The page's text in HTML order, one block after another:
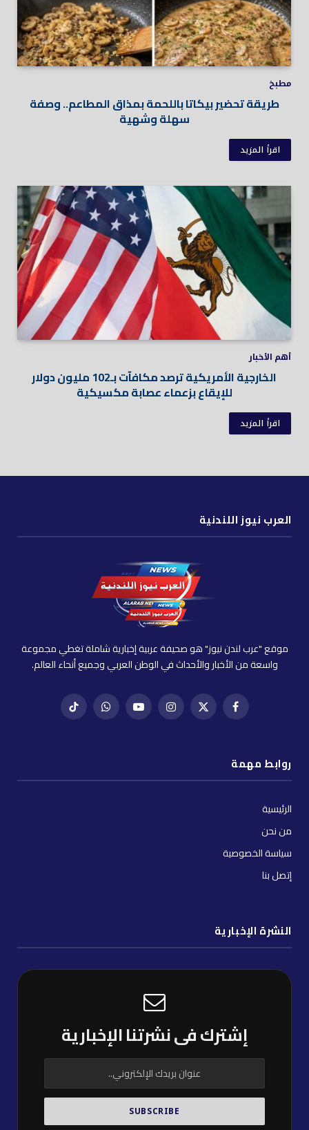
مطبخ
طريقة تحضير بيكاتا باللحمة بمذاق المطاعم.. وصفة
سهلة وشهية
اقرأ المزيد
أهم الأخبار
الخارجية الأمريكية ترصد مكافآت بـ102 مليون دولار
للإيقاع بزعماء عصابة مكسيكية
اقرأ المزيد
العرب نيوز اللندنية
موقع "عرب لندن نيوز" هو صحيفة عربية إخبارية شاملة تغطي مجموعة
واسعة من الأخبار والأحداث في الوطن العربي وجميع أنحاء العالم.
فيسبوكX
إنستغراميوتيوب واتساب تيك
روابط مهمة
الرئيسية
من نحن
سياسة الخصوصية
إتصل بنا
النشرة الإخبارية
إشترك فى نشرتنا الإخبارية